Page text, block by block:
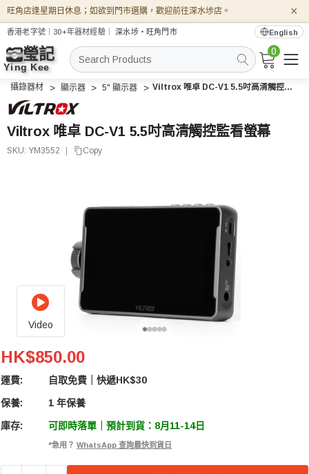
旺角店逢星期日休息；如欲到門市選購，歡迎前往深水埗店。 ×
香港老字號｜30+年器材經驗｜深水埗・旺角門市 English
搜
0
攝錄器材 顯示器 5" 顯示器 Viltrox 唯卓 DC-V1 5.5吋高清觸控監看螢幕
Viltrox 唯卓 DC-V1 5.5吋高清觸控監看螢幕
SKU: YM3552 Copy
Video
Viltrox 唯卓 DC-V1 5.5吋高清觸控監看螢幕
HK$850.00
運費: 自取免費｜快遞HK$30
保養: 1 年保養
庫存: 可即時落單｜預計到貨：8月11-14日
*急用？ WhatsApp 查詢最快到貨日